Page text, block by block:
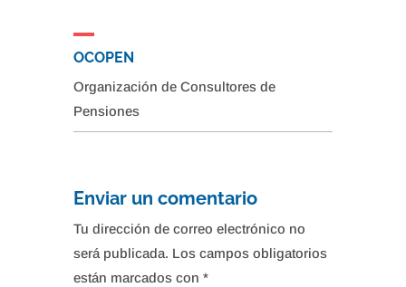
OCOPEN
Organización de Consultores de
Pensiones
Enviar un comentario
Tu dirección de correo electrónico no
será publicada. Los campos obligatorios
están marcados con *